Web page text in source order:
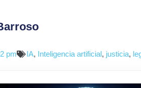
pm IA, Inteligencia artificial, justicia,